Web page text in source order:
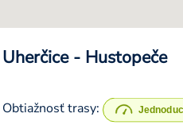
Uherčice - Hustopeče
Obtiažnosť trasy: